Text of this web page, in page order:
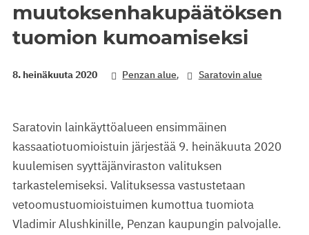
muutoksenhakupäätöksen
tuomion kumoamiseksi
8. heinäkuuta 2020 Penzan alue, Saratovin alue
Saratovin lainkäyttöalueen ensimmäinen
kassaatiotuomioistuin järjestää 9. heinäkuuta 2020
kuulemisen syyttäjänviraston valituksen
tarkastelemiseksi. Valituksessa vastustetaan
vetoomustuomioistuimen kumottua tuomiota
Vladimir Alushkinille, Penzan kaupungin palvojalle.